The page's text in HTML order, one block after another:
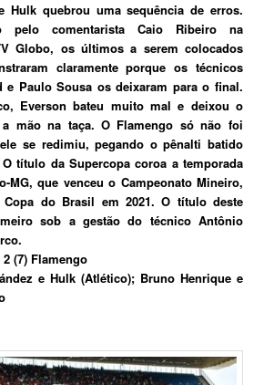
Hulk quebrou uma sequência de erros.
pelo comentarista Caio Ribeiro na
Globo, os últimos a serem colocados
claramente porque os técnicos
e Paulo Sousa os deixaram para o final.
Everson bateu muito mal e deixou o
mão na taça. O Flamengo só não foi
se redimiu, pegando o pênalti batido
título da Supercopa coroa a temporada
MG, que venceu o Campeonato Mineiro,
do Brasil em 2021. O título deste
sob a gestão do técnico Antônio
(7) Flamengo
e Hulk (Atlético); Bruno Henrique e